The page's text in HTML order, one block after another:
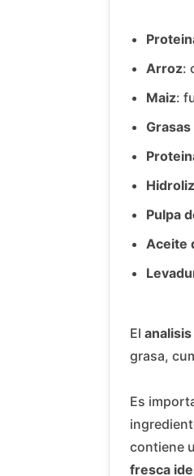
Arroz:
Maiz:
Pulpa
Aceite
El
grasa,
Es
contiene
fresca